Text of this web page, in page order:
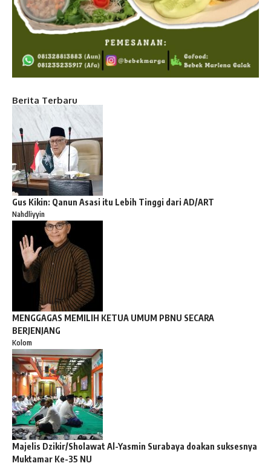
Berita Terbaru
Gus Kikin: Qanun Asasi itu Lebih Tinggi dari AD/ART
Nahdliyyin
MENGGAGAS MEMILIH KETUA UMUM PBNU SECARA
BERJENJANG
Kolom
Majelis Dzikir/Sholawat Al-Yasmin Surabaya doakan suksesnya
Muktamar Ke-35 NU